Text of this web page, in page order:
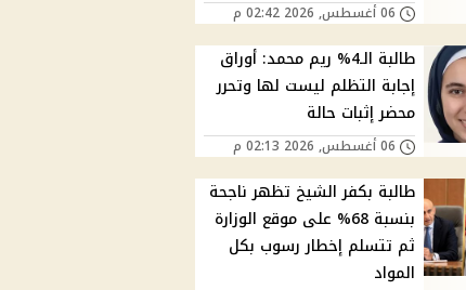
06 أغسطس, 2026 02:42 م
طالبة الـ4% ريم محمد: أوراق
إجابة التظلم ليست لها وتحرر
محضر إثبات حالة
06 أغسطس, 2026 02:13 م
طالبة بكفر الشيخ تظهر ناجحة
بنسبة 68% على موقع الوزارة
ثم تتسلم إخطار رسوب بكل
المواد